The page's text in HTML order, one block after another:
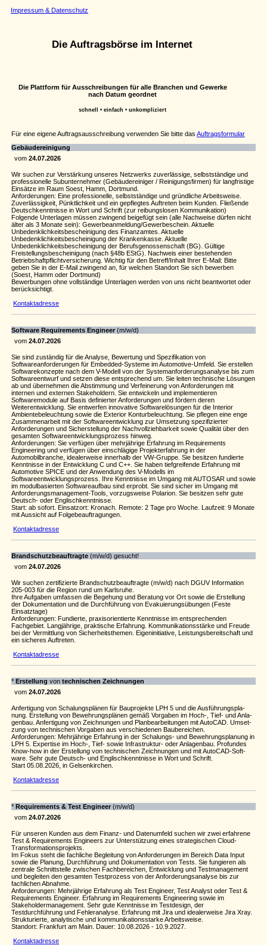
Impressum & Datenschutz
Die Auftragsbörse im Internet
Die Plattform für Ausschreibungen für alle Branchen und Gewerke
nach Datum geordnet
schnell • einfach • unkompliziert
Für eine eigene Auftragsausschreibung verwenden Sie bitte das Auftragsformular
Gebäudereinigung
vom 24.07.2026
Wir suchen zur Verstärkung unseres Netzwerks zuverlässige, selbstständige und
professionelle Subunternehmer (Gebäudereiniger / Reinigungsfirmen) für langfristige
Einsätze im Raum Soest, Hamm, Dortmund.
Anforderungen: Eine professionelle, selbstständige und gründliche Arbeitsweise.
Zuverlässigkeit, Pünktlichkeit und ein gepflegtes Auftreten beim Kunden. Fließende
Deutschkenntnisse in Wort und Schrift (zur reibungslosen Kommunikation)
Folgende Unterlagen müssen zwingend beigefügt sein (alle Nachweise dürfen nicht
älter als 3 Monate sein): Gewerbeanmeldung/Gewerbeschein. Aktuelle
Unbedenklichkeitsbescheinigung des Finanzamtes. Aktuelle
Unbedenklichkeitsbescheinigung der Krankenkasse. Aktuelle
Unbedenklichkeitsbescheinigung der Berufsgenossenschaft (BG). Gültige
Freistellungsbescheinigung (nach §48b EStG). Nachweis einer bestehenden
Betriebshaftpflichtversicherung. Wichtig für den Betreff/Inhalt Ihrer E-Mail: Bitte
geben Sie in der E-Mail zwingend an, für welchen Standort Sie sich bewerben
(Soest, Hamm oder Dortmund)
Bewerbungen ohne vollständige Unterlagen werden von uns nicht beantwortet oder
berücksichtigt.
Kontaktadresse
Software Requirements Engineer (m/w/d)
vom 24.07.2026
Sie sind zuständig für die Analyse, Bewertung und Spezifikation von
Softwareanforderungen für Embedded-Systeme im Automotive-Umfeld. Sie erstellen
Softwarekonzepte nach dem V-Modell von der Systemanforderungsanalyse bis zum
Softwareentwurf und setzen diese entsprechend um. Sie leiten technische Lösungen
ab und übernehmen die Abstimmung und Verfeinerung von Anforderungen mit
internen und externen Stakeholdern. Sie entwickeln und implementieren
Softwaremodule auf Basis definierter Anforderungen und fördern deren
Weiterentwicklung. Sie entwerfen innovative Softwarelösungen für die Interior
Ambientebeleuchtung sowie die Exterior Konturbeleuchtung. Sie pflegen eine enge
Zusammenarbeit mit der Softwareentwicklung zur Umsetzung spezifizierter
Anforderungen und Sicherstellung der Nachvollziehbarkeit sowie Qualität über den
gesamten Softwareentwicklungsprozess hinweg.
Anforderungen: Sie verfügen über mehrjährige Erfahrung im Requirements
Engineering und verfügen über einschlägige Projekterfahrung in der
Automobilbranche, idealerweise innerhalb der VW-Gruppe. Sie besitzen fundierte
Kenntnisse in der Entwicklung C und C++. Sie haben tiefgreifende Erfahrung mit
Automotive SPICE und der Anwendung des V-Modells im
Softwareentwicklungsprozess. Ihre Kenntnisse im Umgang mit AUTOSAR und sowie
im modulbasierten Softwareaufbau sind erprobt. Sie sind sicher im Umgang mit
Anforderungsmanagement-Tools, vorzugsweise Polarion. Sie besitzen sehr gute
Deutsch- oder Englischkenntnisse.
Start: ab sofort. Einsatzort: Kronach. Remote: 2 Tage pro Woche. Laufzeit: 9 Monate
mit Aussicht auf Folgebeauftragungen.
Kontaktadresse
Brandschutzbeauftragte (m/w/d) gesucht!
vom 24.07.2026
Wir suchen zertifizierte Brandschutzbeauftragte (m/w/d) nach DGUV Information
205-003 für die Region rund um Karlsruhe.
Ihre Aufgaben umfassen die Begehung und Beratung vor Ort sowie die Erstellung
der Dokumentation und die Durchführung von Evakuierungsübungen (Feste
Einsatztage)
Anforderungen: Fundierte, praxisorientierte Kenntnisse im entsprechenden
Fachgebiet. Langjährige, praktische Erfahrung. Kommunikationsstärke und Freude
bei der Vermittlung von Sicherheitsthemen. Eigeninitiative, Leistungsbereitschaft und
ein sicheres Auftreten.
Kontaktadresse
* Erstel­lung von tech­ni­schen Zeich­nungen
vom 24.07.2026
Anfer­ti­gung von Scha­lungs­plänen für Baupro­jekte LPH 5 und die Ausfüh­rungs­pla­
nung. Erstel­lung von Beweh­rungs­plänen gemäß Vorgaben im Hoch-, Tief- und Anla­
genbau. Anfer­ti­gung von Zeich­nungen und Plan­be­a­r­bei­tungen mit AutoCAD. Umset­
zung von tech­ni­schen Vorgaben aus verschie­denen Baube­rei­chen.
Anfor­de­rungen: Mehr­jäh­rige Erfah­rung in der Scha­lungs- und Beweh­rungs­pla­nung in
LPH 5. Exper­tise im Hoch-, Tief- sowie Infra­s­truktur- oder Anla­genbau. Profundes
Know-how in der Erstel­lung von tech­ni­schen Zeich­nungen und mit AutoCAD-Soft­
ware. Sehr gute Deutsch- und Englisch­kennt­nisse in Wort und Schrift.
Start 05.08.2026, in Gelsen­kir­chen.
Kontaktadresse
* Requirements & Test Engineer (m/w/d)
vom 24.07.2026
Für unseren Kunden aus dem Finanz- und Datenumfeld suchen wir zwei erfahrene
Test & Requirements Engineers zur Unterstützung eines strategischen Cloud-
Transformationsprojekts.
Im Fokus steht die fachliche Begleitung von Anforderungen im Bereich Data Input
sowie die Planung, Durchführung und Dokumentation von Tests. Sie fungieren als
zentrale Schnittstelle zwischen Fachbereichen, Entwicklung und Testmanagement
und begleiten den gesamten Testprozess von der Anforderungsanalyse bis zur
fachlichen Abnahme.
Anforderungen: Mehrjährige Erfahrung als Test Engineer, Test Analyst oder Test &
Requirements Engineer. Erfahrung im Requirements Engineering sowie im
Stakeholdermanagement. Sehr gute Kenntnisse im Testdesign, der
Testdurchführung und Fehleranalyse. Erfahrung mit Jira und idealerweise Jira Xray.
Strukturierte, analytische und kommunikationsstarke Arbeitsweise.
Standort: Frankfurt am Main. Dauer: 10.08.2026 - 10.9.2027.
Kontaktadresse